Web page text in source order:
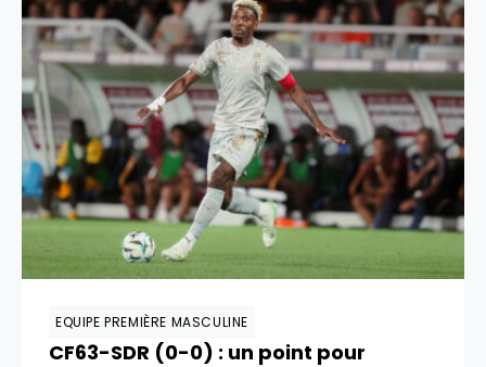
EQUIPE PREMIÈRE MASCULINE
CF63-SDR (0-0) : un point pour